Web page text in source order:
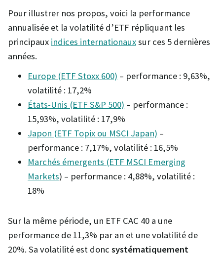
Pour illustrer nos propos, voici la performance
annualisée et la volatilité d’ETF répliquant les
principaux indices internationauxsur ces 5 dernières
années.
Europe (ETF Stoxx 600) – performance : 9,63%,
volatilité : 17,2%
États-Unis (ETF S&P 500) – performance :
15,93%, volatilité : 17,9%
Japon (ETF Topix ou MSCI Japan) –
performance : 7,17%, volatilité : 16,5%
Marchés émergents (ETF MSCI Emerging
Markets) – performance : 4,88%, volatilité :
18%
Sur la même période, un ETF CAC 40 a une
performance de 11,3% par an et une volatilité de
20%. Sa volatilité est donc systématiquement